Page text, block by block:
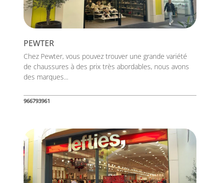
PEWTER
Chez Pewter, vous pouvez trouver une grande variété
de chaussures à des prix très abordables, nous avons
des marques...
966793961